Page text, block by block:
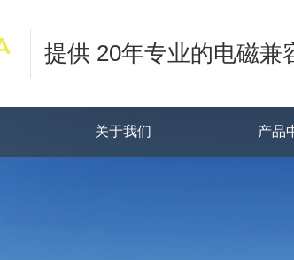
提供 20年专业的电磁兼
关于我们 产品